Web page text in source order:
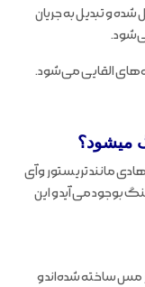
و تبدیل به جریان
القایی می‌شود.
میشود؟
مانند تریستور وآی
بوجود می آید و این
مس ساخته شده‌اند و